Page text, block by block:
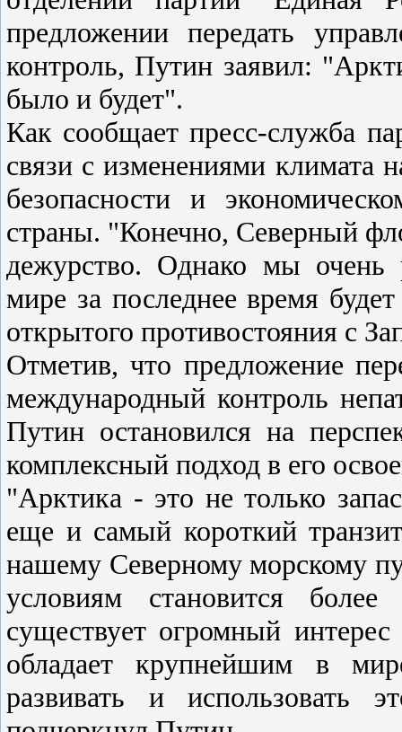
предложении передать
контроль, Путин заявил:
было и будет".
Как сообщает пресс-служба
связи с изменениями климата
безопасности и
страны. "Конечно, Северный
дежурство. Однако мы очень
мире за последнее время
открытого противостояния с
Отметив, что предложение
международный контроль
Путин остановился на
комплексный подход в его
"Арктика - это не только
еще и самый короткий
нашему Северному морскому
условиям становится
существует огромный
обладает крупнейшим в
развивать и использовать